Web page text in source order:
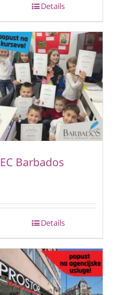
Details
EC Barbados
Details